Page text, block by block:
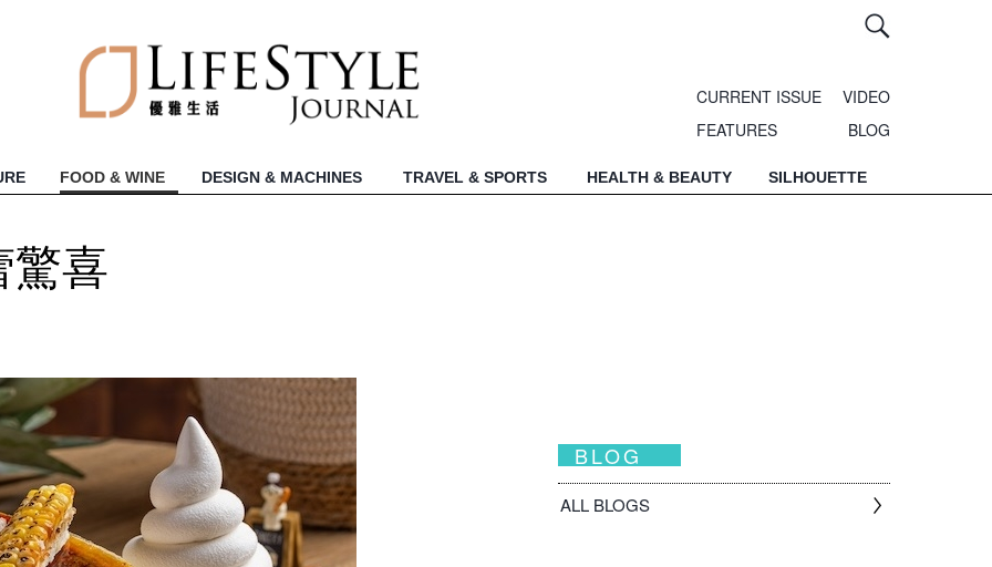
CURRENT ISSUE
VIDEO
FEATURES
BLOG
FOOD & WINE DESIGN & MACHINES TRAVEL & SPORTS HEALTH & BEAUTY SILHOUETTE
驚喜
BLOG
ALL BLOGS